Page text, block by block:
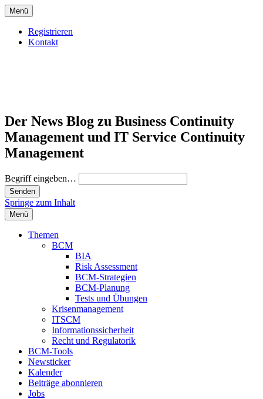
Menü
Registrieren
Kontakt
Der News Blog zu Business Continuity
Management und IT Service Continuity
Management
Begriff eingeben…
Springe zum Inhalt
Menü
Themen
BCM
BIA
Risk Assessment
BCM-Strategien
BCM-Planung
Tests und Übungen
Krisenmanagement
ITSCM
Informationssicherheit
Recht und Regulatorik
BCM-Tools
Newsticker
Kalender
Beiträge abonnieren
Jobs